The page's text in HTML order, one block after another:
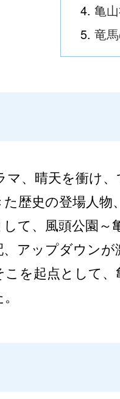
亀
竜
マ、晴天を衝け
歴史の登場人
て、風頭公園
アップダウン
を起点として